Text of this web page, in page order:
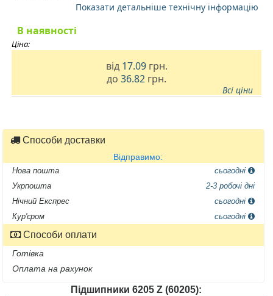
Показати детальніше технічну інформацію
В наявності
Ціна:
від 17.09 грн.
до 36.82 грн.
Всі ціни
Способи доставки
Відправимо:
Нова пошта
сьогодні
Укрпошта
2-3 робочі дні
Нічний Експрес
сьогодні
Кур'єром
сьогодні
Способи оплати
Готівка
Оплата на рахунок
Підшипники 6205 Z (60205):